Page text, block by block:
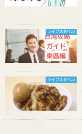
ライフスタイル
ライフスタイル